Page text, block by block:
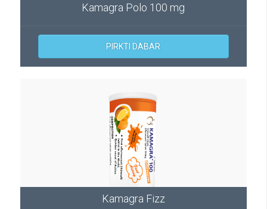
Kamagra Polo 100 mg
PIRKTI DABAR
Kamagra Fizz